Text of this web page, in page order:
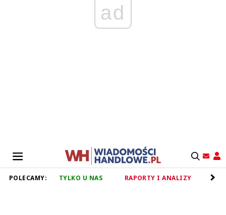
ad
POLECAMY: TYLKO U NAS RAPORTY I ANALIZY